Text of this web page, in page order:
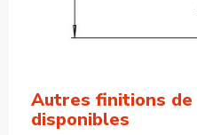
Autres finitions de
disponibles